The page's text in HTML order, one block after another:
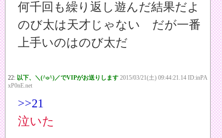
何千回も繰り返し遊んだ結果だよ
のび太は天才じゃない だが一番
上手いのはのび太だ
22: 以下、＼(^o^)／でVIPがお送りします 2015/03/21(土) 09:44:21.14 ID:inPA
xP0nE.net
>>21
泣いた